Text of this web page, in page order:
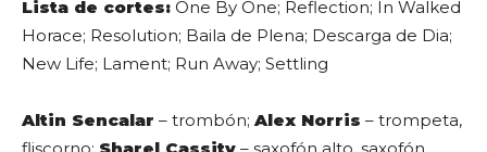
Lista de cortes: One By One; Reflection; In Walked
Horace; Resolution; Baila de Plena; Descarga de Dia;
New Life; Lament; Run Away; Settling
Altin Sencalar – trombón; Alex Norris – trompeta,
fliscorno; Sharel Cassity – saxofón alto, saxofón